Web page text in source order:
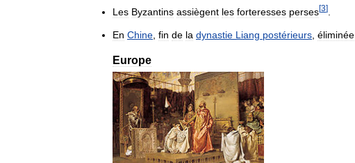
Les Byzantins assiègent les forteresses perses[3]
En Chine fin de la dynastie Liang postérieurs éliminée
Europe